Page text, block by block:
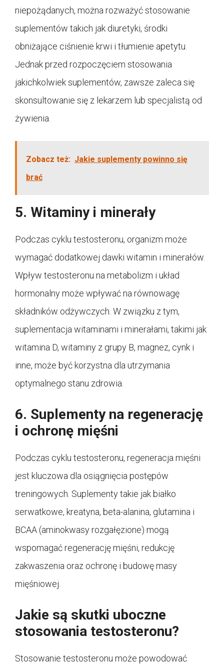
niepożądanych, można rozważyć stosowanie
suplementów takich jak diuretyki, środki
obniżające ciśnienie krwi i tłumienie apetytu.
Jednak przed rozpoczęciem stosowania
jakichkolwiek suplementów, zawsze zaleca się
skonsultowanie się z lekarzem lub specjalistą od
żywienia.
Zobacz też: Jakie suplementy powinno się
brać
5. Witaminy i minerały
Podczas cyklu testosteronu, organizm może
wymagać dodatkowej dawki witamin i minerałów.
Wpływ testosteronu na metabolizm i układ
hormonalny może wpływać na równowagę
składników odżywczych. W związku z tym,
suplementacja witaminami i minerałami, takimi jak
witamina D, witaminy z grupy B, magnez, cynk i
inne, może być korzystna dla utrzymania
optymalnego stanu zdrowia.
6. Suplementy na regenerację
i ochronę mięśni
Podczas cyklu testosteronu, regeneracja mięśni
jest kluczowa dla osiągnięcia postępów
treningowych. Suplementy takie jak białko
serwatkowe, kreatyna, beta-alanina, glutamina i
BCAA (aminokwasy rozgałęzione) mogą
wspomagać regenerację mięśni, redukcję
zakwaszenia oraz ochronę i budowę masy
mięśniowej.
Jakie są skutki uboczne
stosowania testosteronu?
Stosowanie testosteronu może powodować